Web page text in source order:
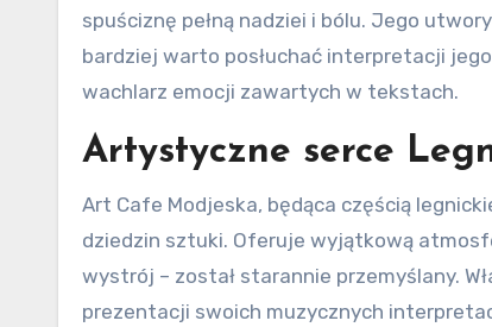
spuściznę pełną nadziei i bólu. Jego
bardziej warto posłuchać interpretacji
wachlarz emocji zawartych w tekstach.
Artystyczne serce
Art Cafe Modjeska, będąca częścią
dziedzin sztuki. Oferuje wyjątkową
wystrój – został starannie przemyślany.
prezentacji swoich muzycznych